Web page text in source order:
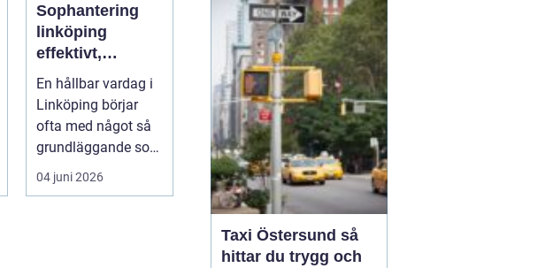
Sophantering
linköping
effektivt,
hållbart och
enkelt i
praktiken
En hållbar vardag i
Linköping börjar
ofta med något så
grundläggande som
hur sopor hanteras.
För mån...
04 juni 2026
nya idéer och stärker
relationer i gruppen. I
Växjö finns
förutsättningar för just
detta: en tydlig
mötesstad med ...
Taxi Östersund så
hittar du trygg och